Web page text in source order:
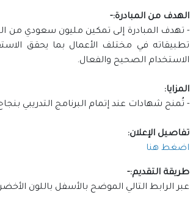
الهدف من المبادرة:-
- تهدف المبادرة إلى تمكين مليون سعودي من
تطبيقاته في مختلف الأعمال بما يحقق
الاستخدام الصحيح والفعال.
المزايا:
- تُمنح شهادات عند إتمام البرنامج التدريبي
تفاصيل الإعلان:
اضغط هنا
طريقة التقديم:-
عبر الرابط التالي الموضح بالأسفل باللون